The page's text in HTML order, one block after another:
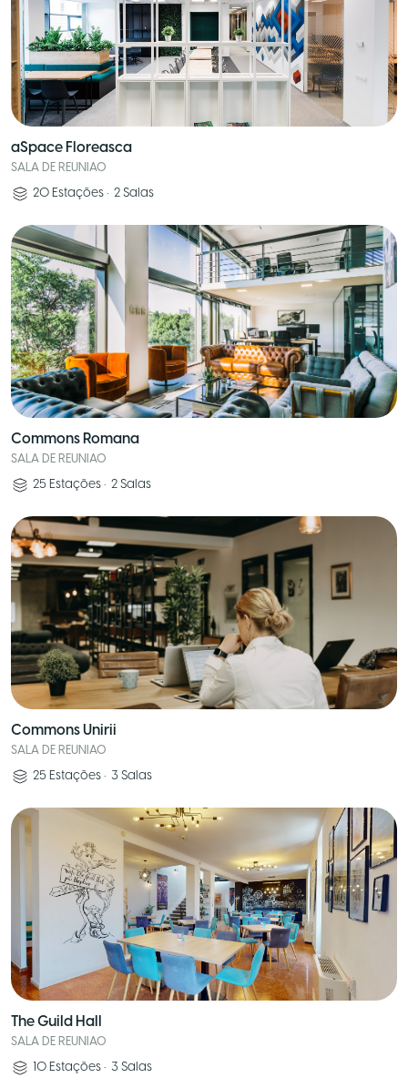
aSpace Floreasca
SALA DE REUNIAO
20 Estações • 2 Salas
Commons Romana
SALA DE REUNIAO
25 Estações • 2 Salas
Commons Unirii
SALA DE REUNIAO
25 Estações • 3 Salas
The Guild Hall
SALA DE REUNIAO
10 Estações • 3 Salas